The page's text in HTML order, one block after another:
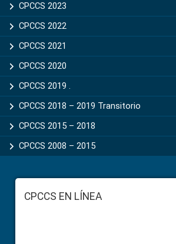
CPCCS 2023
CPCCS 2022
CPCCS 2021
CPCCS 2020
CPCCS 2019 .
CPCCS 2018 – 2019 Transitorio
CPCCS 2015 – 2018
CPCCS 2008 – 2015
FooterCPCCS EN LÍNEA